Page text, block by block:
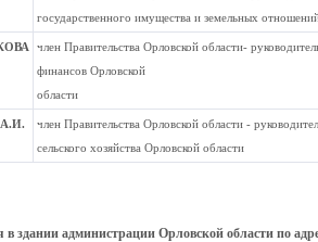
государственного имущества и земельных
член Правительства Орловской области-
финансов Орловской
области
член Правительства Орловской области -
сельского хозяйства Орловской области
в здании администрации Орловской области по